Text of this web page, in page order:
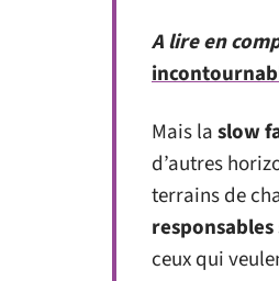
A lire en
Mais laslow
d’autres
terrains de
responsables
ceux qui